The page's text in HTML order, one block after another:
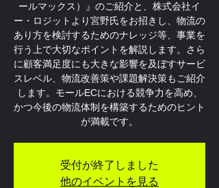
ールマックス）』のご紹介と、株式会社イ
ー・ロジットより宮野氏をお招きし、物流の
あり方を検討するためのナレッジ等、事業を
行う上で大切なポイントを解説します。さら
に顧客満足度にも大きな影響を及ぼすサービ
スレベル、物流改善策や課題解決策もご紹介
します。モールECにおける競争力を高め、
かつ今後の物流体制を構築するためのヒント
が満載です。
受付が終了しました
他のイベントを見る